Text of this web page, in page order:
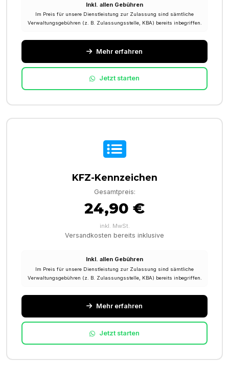
Inkl. allen Gebühren
Im Preis für unsere Dienstleistung zur Zulassung sind sämtliche
Verwaltungsgebühren (z. B. Zulassungsstelle, KBA) bereits inbegriffen.
Mehr erfahren
Jetzt starten
KFZ-Kennzeichen
Gesamtpreis:
24,90 €
inkl. MwSt.
Versandkosten bereits inklusive
Inkl. allen Gebühren
Im Preis für unsere Dienstleistung zur Zulassung sind sämtliche
Verwaltungsgebühren (z. B. Zulassungsstelle, KBA) bereits inbegriffen.
Mehr erfahren
Jetzt starten